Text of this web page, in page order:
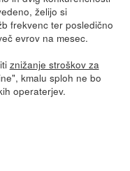
želijo si
frekvenc ter posledično
evrov na mesec.
znižanje stroškov za
kmalu sploh ne bo
operaterjev.